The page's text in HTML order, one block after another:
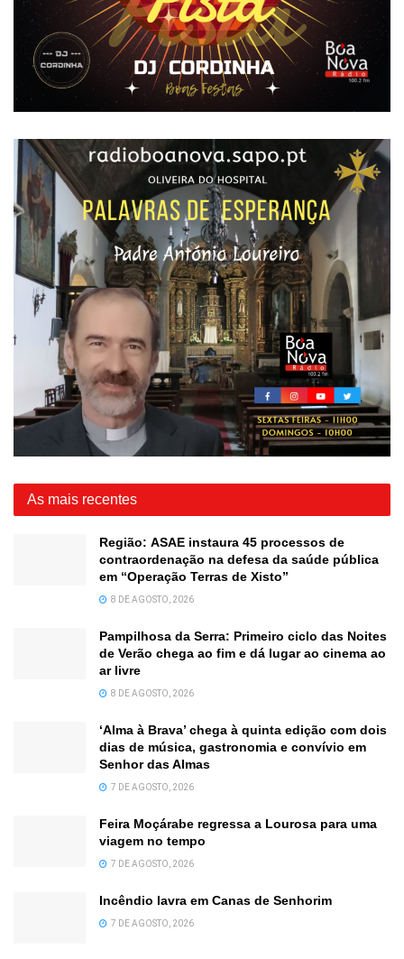
As mais recentes
Região: ASAE instaura 45 processos de
contraordenação na defesa da saúde pública
em “Operação Terras de Xisto”
8 DE AGOSTO, 2026
Pampilhosa da Serra: Primeiro ciclo das Noites
de Verão chega ao fim e dá lugar ao cinema ao
ar livre
8 DE AGOSTO, 2026
‘Alma à Brava’ chega à quinta edição com dois
dias de música, gastronomia e convívio em
Senhor das Almas
7 DE AGOSTO, 2026
Feira Moçárabe regressa a Lourosa para uma
viagem no tempo
7 DE AGOSTO, 2026
Incêndio lavra em Canas de Senhorim
7 DE AGOSTO, 2026